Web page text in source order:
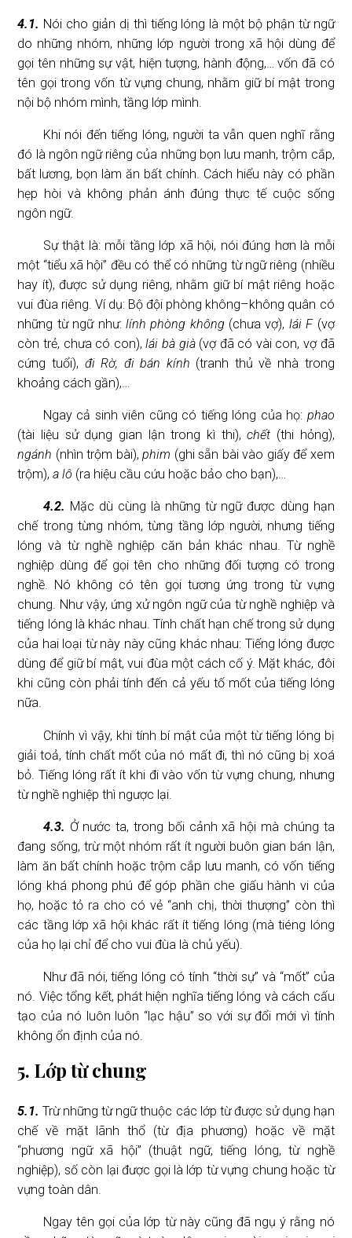
4.1. Nói cho giản dị thì tiếng lóng là một bộ phận từ ngữ
do những nhóm, những lớp người trong xã hội dùng để
gọi tên những sự vật, hiện tượng, hành động,… vốn đã có
tên gọi trong vốn từ vựng chung, nhằm giữ bí mật trong
nội bộ nhóm mình, tầng lớp mình.
Khi nói đến tiếng lóng, người ta vẫn quen nghĩ rằng
đó là ngôn ngữ riêng của những bọn lưu manh, trộm cắp,
bất lương, bọn làm ăn bất chính. Cách hiểu này có phần
hẹp hòi và không phản ánh đúng thực tế cuộc sống
ngôn ngữ.
Sự thật là: mỗi tầng lớp xã hội, nói đúng hơn là mỗi
một “tiểu xã hội” đều có thể có những từ ngữ riêng (nhiều
hay ít), được sử dụng riêng, nhằm giữ bí mật riêng hoặc
vui đùa riêng. Ví dụ: Bộ đội phòng không–không quân có
những từ ngữ như: lính phòng không(chưa vợ), lái F(vợ
còn trẻ, chưa có con),lái bà già(vợ đã có vài con, vợ đã
cứng tuổi), đi Rờ, đi bán kính (tranh thủ về nhà trong
khoảng cách gần),…
Ngay cả sinh viên cũng có tiếng lóng của họ: phao
(tài liệu sử dụng gian lận trong kì thi),chết (thi hỏng),
ngánh (nhìn trộm bài),phim (ghi sẵn bài vào giấy để xem
trộm),a lô (ra hiệu cầu cứu hoặc bảo cho bạn),…
4.2. Mặc dù cùng là những từ ngữ được dùng hạn
chế trong từng nhóm, từng tầng lớp người, nhưng tiếng
lóng và từ nghề nghiệp căn bản khác nhau. Từ nghề
nghiệp dùng để gọi tên cho những đối tượng có trong
nghề. Nó không có tên gọi tương ứng trong từ vựng
chung. Như vậy, ứng xử ngôn ngữ của từ nghề nghiệp và
tiếng lóng là khác nhau. Tính chất hạn chế trong sử dụng
của hai loại từ này này cũng khác nhau: Tiếng lóng được
dùng để giữ bí mật, vui đùa một cách cố ý. Mặt khác, đôi
khi cũng còn phải tính đến cả yếu tố mốt của tiếng lóng
nữa.
Chính vì vậy, khi tính bí mật của một từ tiếng lóng bị
giải toả, tính chất mốt của nó mất đi, thì nó cũng bị xoá
bỏ. Tiếng lóng rất ít khi đi vào vốn từ vựng chung, nhưng
từ nghề nghiệp thì ngược lại.
4.3. Ở nước ta, trong bối cảnh xã hội mà chúng ta
đang sống, trừ một nhóm rất ít người buôn gian bán lận,
làm ăn bất chính hoặc trộm cắp lưu manh, có vốn tiếng
lóng khá phong phú để góp phần che giấu hành vi của
họ, hoặc tỏ ra cho có vẻ “anh chị, thời thượng” còn thì
các tầng lớp xã hội khác rất ít tiếng lóng (mà tiéng lóng
của họ lại chỉ để cho vui đùa là chủ yếu).
Như đã nói, tiếng lóng có tính “thời sự” và “mốt” của
nó. Việc tổng kết, phát hiện nghĩa tiếng lóng và cách cấu
tạo của nó luôn luôn “lạc hậu” so với sự đổi mới vì tính
không ổn định của nó.
5. Lớp từ chung
5.1. Trừ những từ ngữ thuộc các lớp từ được sử dụng hạn
chế về mặt lãnh thổ (từ địa phương) hoặc về mặt
“phương ngữ xã hội” (thuật ngữ, tiếng lóng, từ nghề
nghiệp), số còn lại được gọi là lớp từ vựng chung hoặc từ
vựng toàn dân.
Ngay tên gọi của lớp từ này cũng đã ngụ ý rằng nó